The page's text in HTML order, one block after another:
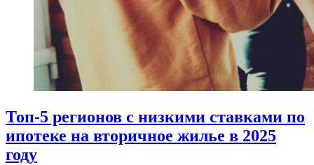
Топ-5 регионов с низкими ставками по
ипотеке на вторичное жилье в 2025
году